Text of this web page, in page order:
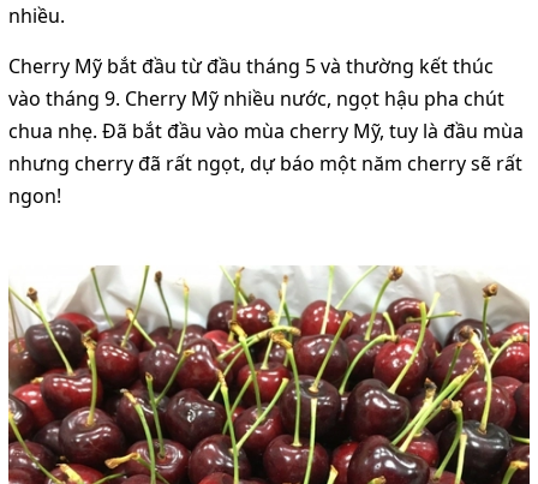
nhiều.
Cherry Mỹ bắt đầu từ đầu tháng 5 và thường kết thúc
vào tháng 9. Cherry Mỹ nhiều nước, ngọt hậu pha chút
chua nhẹ. Đã bắt đầu vào mùa cherry Mỹ, tuy là đầu mùa
nhưng cherry đã rất ngọt, dự báo một năm cherry sẽ rất
ngon!